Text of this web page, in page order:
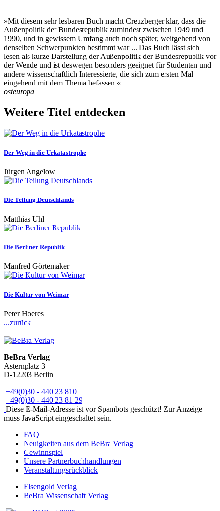
»Mit diesem sehr lesbaren Buch macht Creuzberger klar, dass die
Außenpolitik der Bundesrepublik zumindest zwischen 1949 und
1990, und in gewissem Umfang auch noch später, weitgehend von
denselben Schwerpunkten bestimmt war ... Das Buch lässt sich
lesen als kurze Darstellung der Außenpolitik der Bundesrepublik vor
der Wende und ist deswegen besonders geeignet für Studenten und
andere wissenschaftlich Interessierte, die sich zum ersten Mal
eingehend mit dem Thema befassen.«
osteuropa
Weitere Titel entdecken
Der Weg in die Urkatastrophe
Jürgen Angelow
Die Teilung Deutschlands
Matthias Uhl
Die Berliner Republik
Manfred Görtemaker
Die Kultur von Weimar
Peter Hoeres
...zurück
BeBra Verlag
Asternplatz 3
D-12203 Berlin
+49(0)30 - 440 23 810
+49(0)30 - 440 23 81 29
Diese E-Mail-Adresse ist vor Spambots geschützt! Zur Anzeige
muss JavaScript eingeschaltet sein.
FAQ
Neuigkeiten aus dem BeBra Verlag
Gewinnspiel
Unsere Partnerbuchhandlungen
Veranstaltungsrückblick
Elsengold Verlag
BeBra Wissenschaft Verlag